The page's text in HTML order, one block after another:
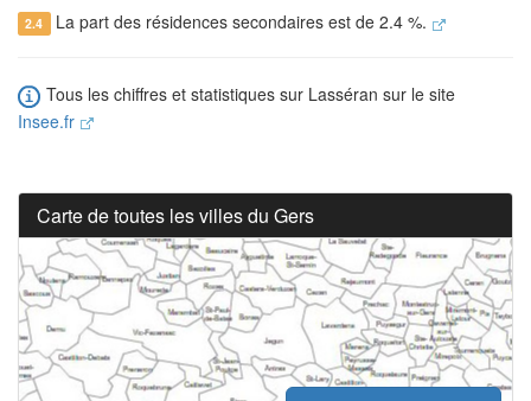
2.4 La part des résidences secondaires est de 2.4 %.
Tous les chiffres et statistiques sur Lasséran sur le site
Insee.fr
Carte de toutes les villes du Gers